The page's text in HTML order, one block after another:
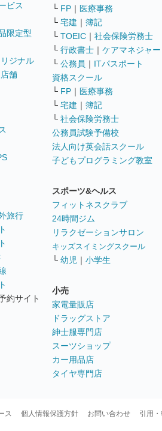
ビス
限定型
ジナル
舗
旅行
約サイト
└ FP ｜ 医療事務
└ 宅建 ｜ 簿記
└ TOEIC ｜ 社会保険労務士
└ 行政書士 ｜ ケアマネジャー
└ 公務員 ｜ ITパスポート
資格スクール
└ FP ｜ 医療事務
└ 宅建 ｜ 簿記
└ 社会保険労務士
公務員試験予備校
法人向け英会話スクール
子どもプログラミング教室
スポーツ&ヘルス
フィットネスクラブ
24時間ジム
リラクゼーションサロン
キッズスイミングスクール
└ 幼児 ｜ 小学生
小売
家電量販店
ドラッグストア
紳士服専門店
スーツショップ
カー用品店
タイヤ専門店
ス 個人情報保護方針 お問い合わせ 引用